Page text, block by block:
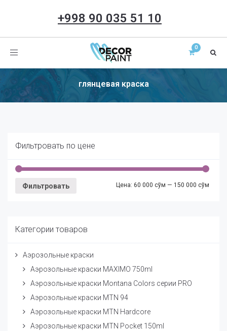
+998 90 035 51 10
Toggle
глянцевая краска
Фильтровать по цене
Фильтровать Цена: 60 000 сўм — 150 000 сўм
Категории товаров
Аэрозольные краски
Аэрозольные краски MAXIMO 750ml
Аэрозольные краски Montana Colors серии PRO
Аэрозольные краски MTN 94
Аэрозольные краски MTN Hardcore
Аэрозольные краски MTN Pocket 150ml